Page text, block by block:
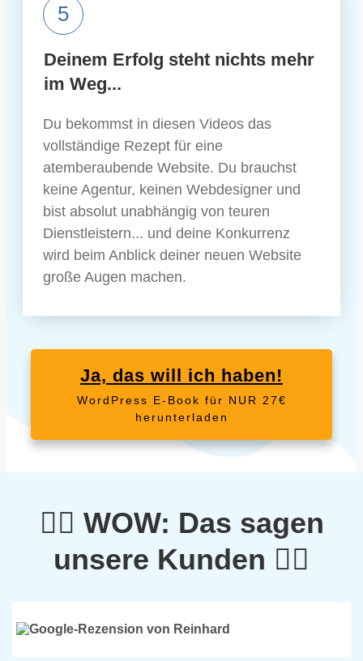
5
Deinem Erfolg steht nichts mehr
im Weg...
Du bekommst in diesen Videos das
vollständige Rezept für eine
atemberaubende Website. Du brauchst
keine Agentur, keinen Webdesigner und
bist absolut unabhängig von teuren
Dienstleistern... und deine Konkurrenz
wird beim Anblick deiner neuen Website
große Augen machen.
Ja, das will ich haben!
WordPress E-Book für NUR 27€
herunterladen
❤️‍🔥 WOW: Das sagen
unsere Kunden ❤️‍🔥